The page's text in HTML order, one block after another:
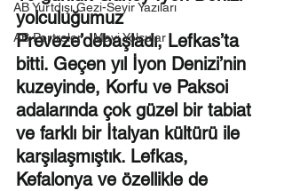
AB Yurtdışı Gezi-Seyir Yazıları
AB Portreler - Mavi Yolcular
yolculuğumuz
Preveze’debaşladı, Lefkas’ta
bitti. Geçen yıl İyon Denizi’nin
kuzeyinde, Korfu ve Paksoi
adalarında çok güzel bir tabiat
ve farklı bir İtalyan kültürü ile
karşılaşmıştık. Lefkas,
Kefalonya ve özellikle de